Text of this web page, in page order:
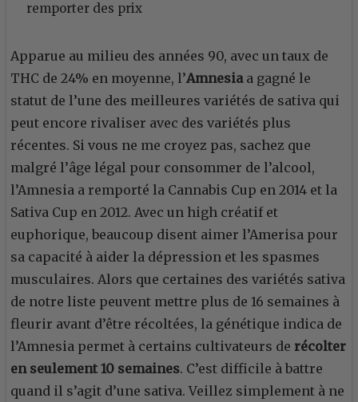
remporter des prix
Apparue au milieu des années 90, avec un taux de
THC de 24% en moyenne, l’Amnesia a gagné le
statut de l’une des meilleures variétés de sativa qui
peut encore rivaliser avec des variétés plus
récentes. Si vous ne me croyez pas, sachez que
malgré l’âge légal pour consommer de l’alcool,
l’Amnesia a remporté la Cannabis Cup en 2014 et la
Sativa Cup en 2012. Avec un high créatif et
euphorique, beaucoup disent aimer l’Amerisa pour
sa capacité à aider la dépression et les spasmes
musculaires. Alors que certaines des variétés sativa
de notre liste peuvent mettre plus de 16 semaines à
fleurir avant d’être récoltées, la génétique indica de
l’Amnesia permet à certains cultivateurs de récolter
en seulement 10 semaines. C’est difficile à battre
quand il s’agit d’une sativa. Veillez simplement à ne